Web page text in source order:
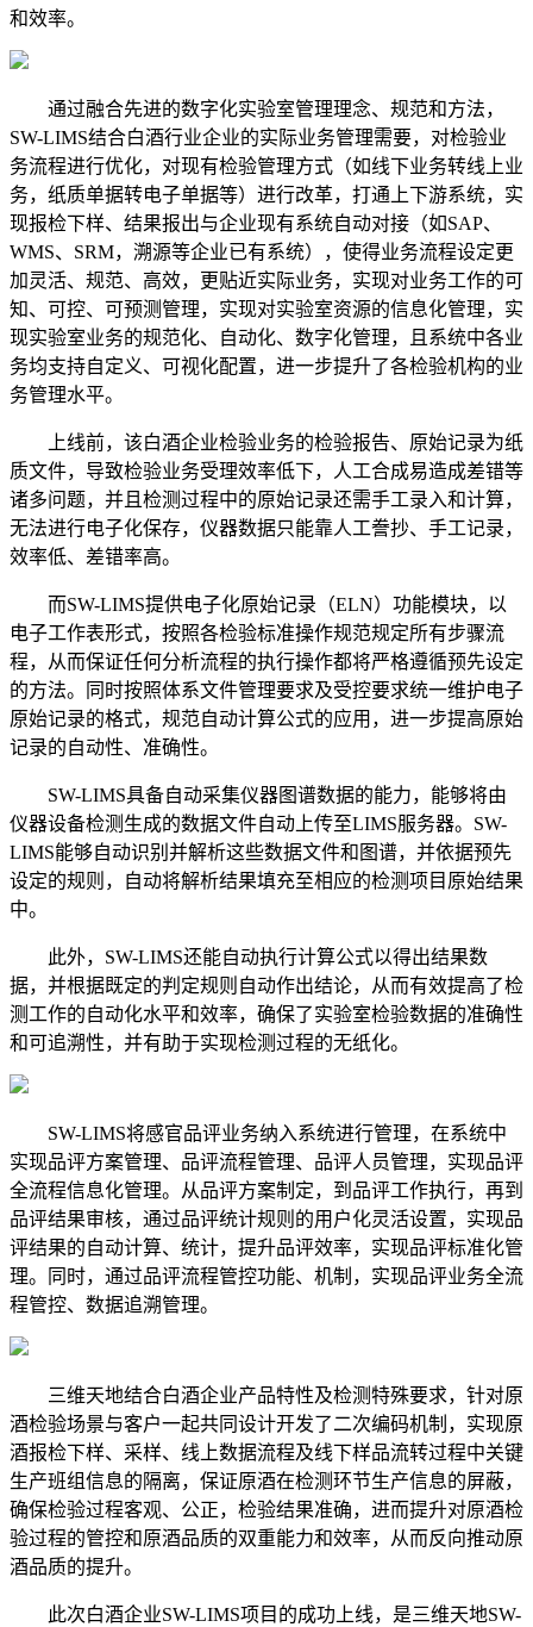
和效率。
通过融合先进的数字化实验室管理理念、规范和方法，
SW-LIMS结合白酒行业企业的实际业务管理需要，对检验业
务流程进行优化，对现有检验管理方式（如线下业务转线上业
务，纸质单据转电子单据等）进行改革，打通上下游系统，实
现报检下样、结果报出与企业现有系统自动对接（如SAP、
WMS、SRM，溯源等企业已有系统），使得业务流程设定更
加灵活、规范、高效，更贴近实际业务，实现对业务工作的可
知、可控、可预测管理，实现对实验室资源的信息化管理，实
现实验室业务的规范化、自动化、数字化管理，且系统中各业
务均支持自定义、可视化配置，进一步提升了各检验机构的业
务管理水平。
上线前，该白酒企业检验业务的检验报告、原始记录为纸
质文件，导致检验业务受理效率低下，人工合成易造成差错等
诸多问题，并且检测过程中的原始记录还需手工录入和计算，
无法进行电子化保存，仪器数据只能靠人工誊抄、手工记录，
效率低、差错率高。
而SW-LIMS提供电子化原始记录（ELN）功能模块，以
电子工作表形式，按照各检验标准操作规范规定所有步骤流
程，从而保证任何分析流程的执行操作都将严格遵循预先设定
的方法。同时按照体系文件管理要求及受控要求统一维护电子
原始记录的格式，规范自动计算公式的应用，进一步提高原始
记录的自动性、准确性。
SW-LIMS具备自动采集仪器图谱数据的能力，能够将由
仪器设备检测生成的数据文件自动上传至LIMS服务器。SW-
LIMS能够自动识别并解析这些数据文件和图谱，并依据预先
设定的规则，自动将解析结果填充至相应的检测项目原始结果
中。
此外，SW-LIMS还能自动执行计算公式以得出结果数
据，并根据既定的判定规则自动作出结论，从而有效提高了检
测工作的自动化水平和效率，确保了实验室检验数据的准确性
和可追溯性，并有助于实现检测过程的无纸化。
SW-LIMS将感官品评业务纳入系统进行管理，在系统中
实现品评方案管理、品评流程管理、品评人员管理，实现品评
全流程信息化管理。从品评方案制定，到品评工作执行，再到
品评结果审核，通过品评统计规则的用户化灵活设置，实现品
评结果的自动计算、统计，提升品评效率，实现品评标准化管
理。同时，通过品评流程管控功能、机制，实现品评业务全流
程管控、数据追溯管理。
三维天地结合白酒企业产品特性及检测特殊要求，针对原
酒检验场景与客户一起共同设计开发了二次编码机制，实现原
酒报检下样、采样、线上数据流程及线下样品流转过程中关键
生产班组信息的隔离，保证原酒在检测环节生产信息的屏蔽，
确保检验过程客观、公正，检验结果准确，进而提升对原酒检
验过程的管控和原酒品质的双重能力和效率，从而反向推动原
酒品质的提升。
此次白酒企业SW-LIMS项目的成功上线，是三维天地SW-